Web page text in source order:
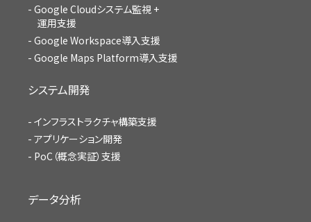
Google Cloudシステム監視 +
運用支援
Google Workspace導入支援
Google Maps Platform導入支援
システム開発
インフラストラクチャ構築支援
アプリケーション開発
PoC（概念実証）支援
データ分析